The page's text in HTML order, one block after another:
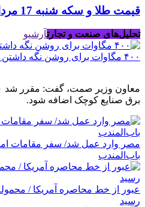
قیمت طلا و سکه شنبه 17 مرداد/ قیمت‌ها افزایشی
تحلیل‌های صنعت و تجارتآرشیو
۴۰۰ مگاوات برای روشن نگه داشتن چراغ کسب‌وکار‌ها
برق صنایع کوچک اضافه شود.
مصر وارد عمل شد/ سفر مقامات
باب‌المندب
عبور از خط محاصره آمریکا /
رسید